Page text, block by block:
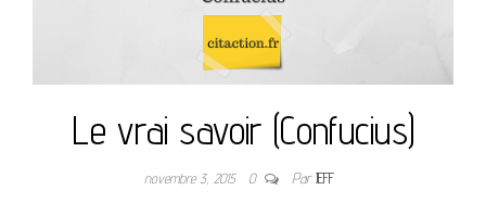
Le vrai savoir (Confucius)
novembre 3, 2015 0 ParJEFF